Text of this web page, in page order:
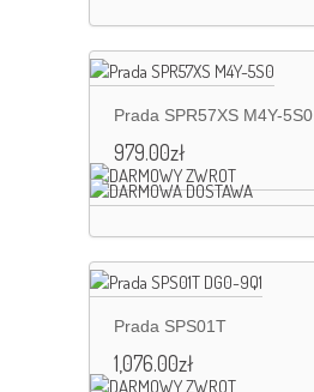
Prada SPR57XS M4Y-5S0
979.00zł
Prada SPS01T
1,076.00zł